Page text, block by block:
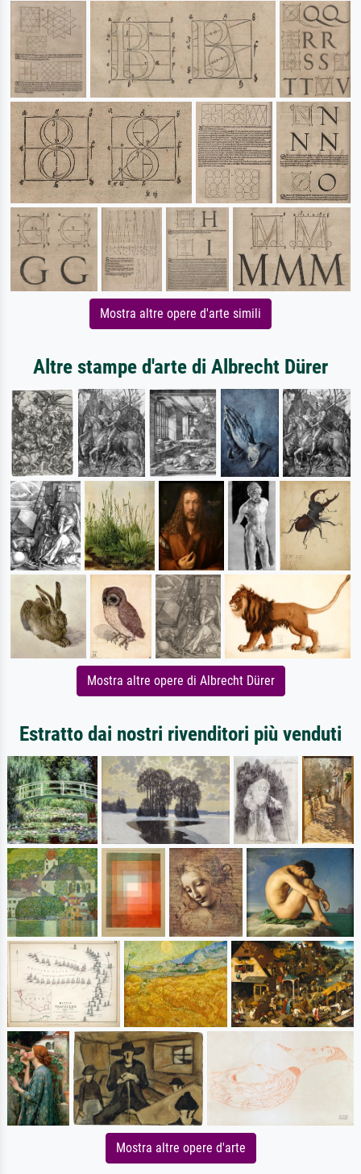
Mostra altre opere d'arte simili
Altre stampe d'arte di Albrecht Dürer
Mostra altre opere di Albrecht Dürer
Estratto dai nostri rivenditori più venduti
Mostra altre opere d'arte